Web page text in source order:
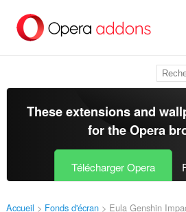
contenu
These extensions and
for theOpera
Télécharger Opera
Accueil Fonds d'écran Eula Genshin